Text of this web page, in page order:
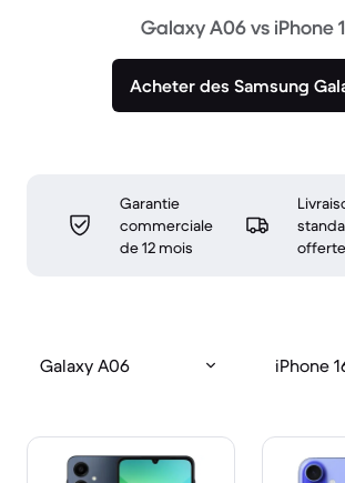
Galaxy A06 vs iPhone
Acheter des Samsung
Garantie
commerciale
de 12 mois
offerte
Galaxy A06 iPhone